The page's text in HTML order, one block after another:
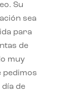
Su
sea
para
de
muy
pedimos
de